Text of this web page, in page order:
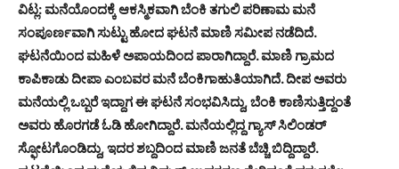
ವಿಟ್ಲ: ಮನೆಯೊಂದಕ್ಕೆ ಆಕಸ್ಮಿಕವಾಗಿ ಬೆಂಕಿ ತಗುಲಿ ಪರಿಣಾಮ ಮನೆ
ಸಂಪೂರ್ಣವಾಗಿ ಸುಟ್ಟು ಹೋದ ಘಟನೆ ಮಾಣಿ ಸಮೀಪ ನಡೆದಿದೆ.
ಘಟನೆಯಿಂದ ಮಹಿಳೆ ಅಪಾಯದಿಂದ ಪಾರಾಗಿದ್ದಾರೆ. ಮಾಣಿ ಗ್ರಾಮದ
ಕಾಪಿಕಾಡು ದೀಪಾ ಎಂಬವರ ಮನೆ ಬೆಂಕಿಗಾಹುತಿಯಾಗಿದೆ. ದೀಪ ಅವರು
ಮನೆಯಲ್ಲಿ ಒಬ್ಬರೆ ಇದ್ದಾಗ ಈ ಘಟನೆ ಸಂಭವಿಸಿದ್ದು, ಬೆಂಕಿ ಕಾಣಿಸುತ್ತಿದ್ದಂತೆ
ಅವರು ಹೊರಗಡೆ ಓಡಿ ಹೋಗಿದ್ದಾರೆ. ಮನೆಯಲ್ಲಿದ್ದ ಗ್ಯಾಸ್ ಸಿಲಿಂಡರ್
ಸ್ಫೋಟಗೊಂಡಿದ್ದು, ಇದರ ಶಬ್ದದಿಂದ ಮಾಣಿ ಜನತೆ ಬೆಚ್ಚಿ ಬಿದ್ದಿದ್ದಾರೆ.